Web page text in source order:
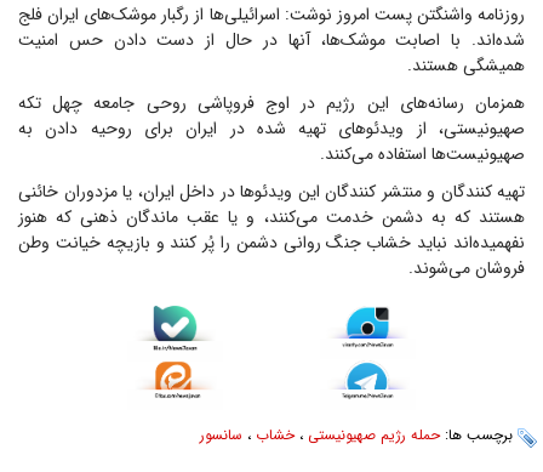
روزنامه واشنگتن پست امروز نوشت: اسرائیلی‌ها از رگبار موشک‌های ایران فلج
شده‌اند. با اصابت موشک‌ها، آنها در حال از دست دادن حس امنیت
همیشگی هستند.
همزمان رسانه‌های این رژیم در اوج فروپاشی روحی جامعه چهل تکه
صهیونیستی، از ویدئو‌های تهیه شده در ایران برای روحیه دادن به
صهیونیست‌ها استفاده می‌کنند.
تهیه کنندگان و منتشر کنندگان این ویدئو‌ها در داخل ایران، یا مزدوران خائنی
هستند که به دشمن خدمت می‌کنند، و یا عقب ماندگان ذهنی که هنوز
نفهمیده‌اند نباید خشاب جنگ روانی دشمن را پُر کنند و بازیچه خیانت وطن
فروشان می‌شوند.
برچسب ها:حمله رژیم صهیونیستی ،خشاب ، سانسور